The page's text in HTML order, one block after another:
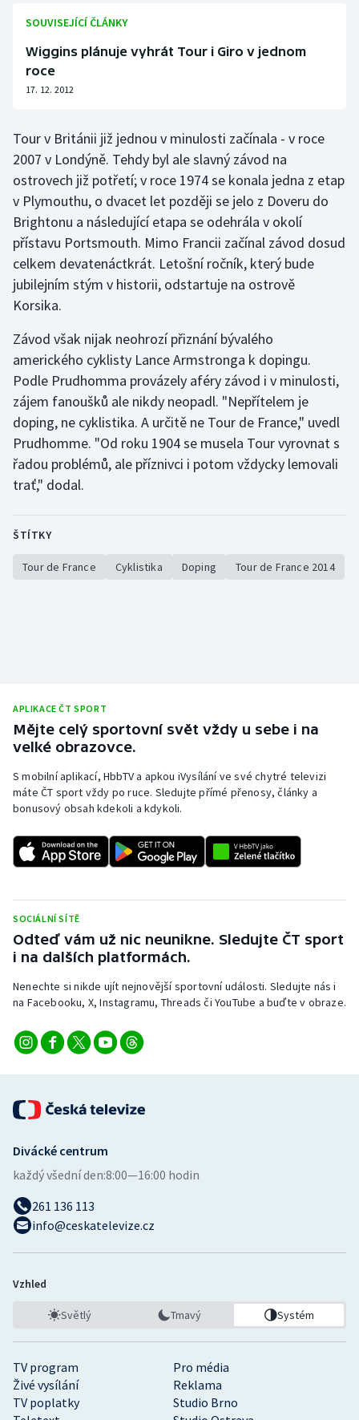
Parasport
Plavání
Ragby
Rychlobruslení
Rychlostní kanoistika
Short track
Sportovní střelba
Stolní tenis
Triatlon
Veslování
Vodní slalom
SOUVISEJÍCÍ ČLÁNKY
Wiggins plánuje vyhrát Tour i Giro v jednom
roce
17. 12. 2012
Tour v Británii již jednou v minulosti začínala - v roce
2007 v Londýně. Tehdy byl ale slavný závod na
ostrovech již potřetí; v roce 1974 se konala jedna z etap
v Plymouthu, o dvacet let později se jelo z Doveru do
Brightonu a následující etapa se odehrála v okolí
přístavu Portsmouth. Mimo Francii začínal závod dosud
celkem devatenáctkrát. Letošní ročník, který bude
jubilejním stým v historii, odstartuje na ostrově
Korsika.
Závod však nijak neohrozí přiznání bývalého
amerického cyklisty Lance Armstronga k dopingu.
Podle Prudhomma provázely aféry závod i v minulosti,
zájem fanoušků ale nikdy neopadl. "Nepřítelem je
doping, ne cyklistika. A určitě ne Tour de France," uvedl
Prudhomme. "Od roku 1904 se musela Tour vyrovnat s
řadou problémů, ale příznivci i potom vždycky lemovali
trať," dodal.
ŠTÍTKY
Tour de France Cyklistika Doping Tour de France 2014
APLIKACE ČT SPORT
Mějte celý sportovní svět vždy u sebe i na
velké obrazovce.
S mobilní aplikací, HbbTV a apkou iVysílání ve své chytré televizi
máte ČT sport vždy po ruce. Sledujte přímé přenosy, články a
bonusový obsah kdekoli a kdykoli.
SOCIÁLNÍ SÍTĚ
Odteď vám už nic neunikne. Sledujte ČT sport
i na dalších platformách.
Nenechte si nikde ujít nejnovější sportovní události. Sledujte nás i
na Facebooku, X, Instagramu, Threads či YouTube a buďte v obraze.
TV program
Pro média
Živé vysílání
Reklama
TV poplatky
Studio Brno
Divácké centrum
každý všední den:8:00—16:00 hodin
261 136 113
info@ceskatelevize.cz
Vzhled
Světlý Tmavý Systém